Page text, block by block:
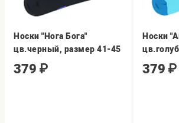
Носки "Нога Бога"
цв.черный, размер 41-45
379 ₽
Носки
379 ₽